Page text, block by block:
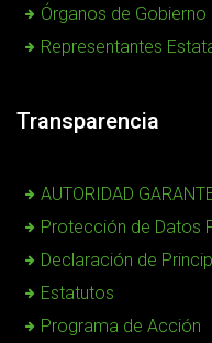
Órganos de Gobierno
Representantes
Transparencia
AUTORIDAD
Protección de Datos
Declaración de
Estatutos
Programa de Acción